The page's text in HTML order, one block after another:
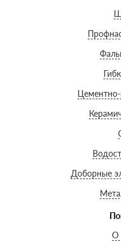
Цементно-
Доборные
О